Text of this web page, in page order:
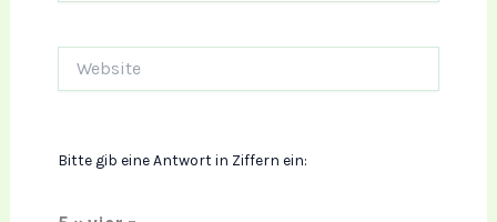
Bitte gib eine Antwort in Ziffern ein: